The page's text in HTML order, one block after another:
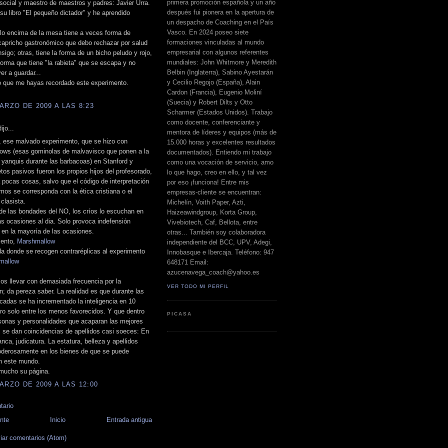
y maestro de maestros y padres: Javier Urra.
libro "El pequeño dictador" y he aprendido
encima de la mesa tiene a veces forma de
gastronómico que debo rechazar por salud
otras, tiene la forma de un bicho peludo y rojo,
que tiene "la rabieta" que se escapa y no
a guardar...
que me hayas recordado este experimento.
DE 2009 A LAS 8:23
ese malvado experimento, que se hizo con
(esas gominolas de malvavisco que ponen a la
durante las barbacoas) en Stanford y
pasivos fueron los propios hijos del profesorado,
pocas cosas, salvo que el código de interpretación
se corresponda con la ética cristiana o el
las bondades del NO, los críos lo escuchan en
ocasiones al dia. Solo provoca indefensión
en la mayoría de las ocasiones.
Marshmallow
donde se recogen contraréplicas al experimento
llevar con demasiada frecuencia por la
da pereza saber. La realidad es que durante las
se ha incrementado la inteligencia en 10
solo entre los menos favorecidos. Y que dentro
y personalidades que acaparan las mejores
se dan coincidencias de apellidos casi soeces: En
judicatura. La estatura, belleza y apellidos
en los bienes de que se puede
este mundo.
su página.
DE 2009 A LAS 12:00
Entrada antigua
Inicio
comentarios (Atom)
primera promoción española y un año
después fui pionera en la apertura de
un despacho de Coaching en el País
Vasco. En 2024 poseo siete
formaciones vinculadas al mundo
empresarial con algunos referentes
mundiales: John Whitmore y Meredith
Belbin (Inglaterra), Sabino Ayestarán
y Cecilio Regojo (España), Alain
Cardon (Francia), Eugenio Moliní
(Suecia) y Robert Dilts y Otto
Scharmer (Estados Unidos). Trabajo
como docente, conferenciante y
mentora de líderes y equipos (más de
15.000 horas y excelentes resultados
documentados). Entiendo mi trabajo
como una vocación de servicio, amo
lo que hago, creo en ello, y tal vez
por eso ¡funciona! Entre mis
empresas-cliente se encuentran:
Michelín, Voith Paper, Azti,
Haizeawindgroup, Korta Group,
Vivebiotech, Caf, Bellota, entre
otras... También soy colaboradora
independiente del BCC, UPV, Adegi,
Innobasque e Ibercaja. Teléfono: 947
648171 Email:
azucenavega_coach@yahoo.es
VER TODO MI PERFIL
PICASA